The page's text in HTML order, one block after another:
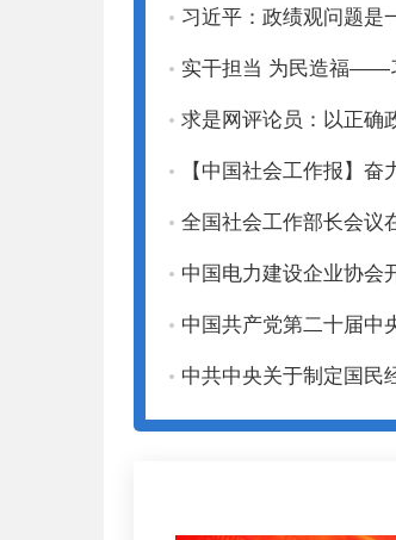
习近平：政绩观问题是
实干担当 为民造福——
求是网评论员：以正确
【中国社会工作报】
全国社会工作部长会议
中国电力建设企业协会
中国共产党第二十届中
中共中央关于制定国民